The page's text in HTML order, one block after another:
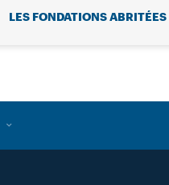
LES FONDATIONS ABRITÉES